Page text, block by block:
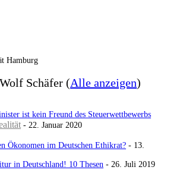
Hamburg
Schäfer (Alle anzeigen)
ist kein Freund des Steuerwettbewerbs
- 22. Januar 2020
Ökonomen im Deutschen Ethikrat? - 13.
in Deutschland! 10 Thesen - 26. Juli 2019